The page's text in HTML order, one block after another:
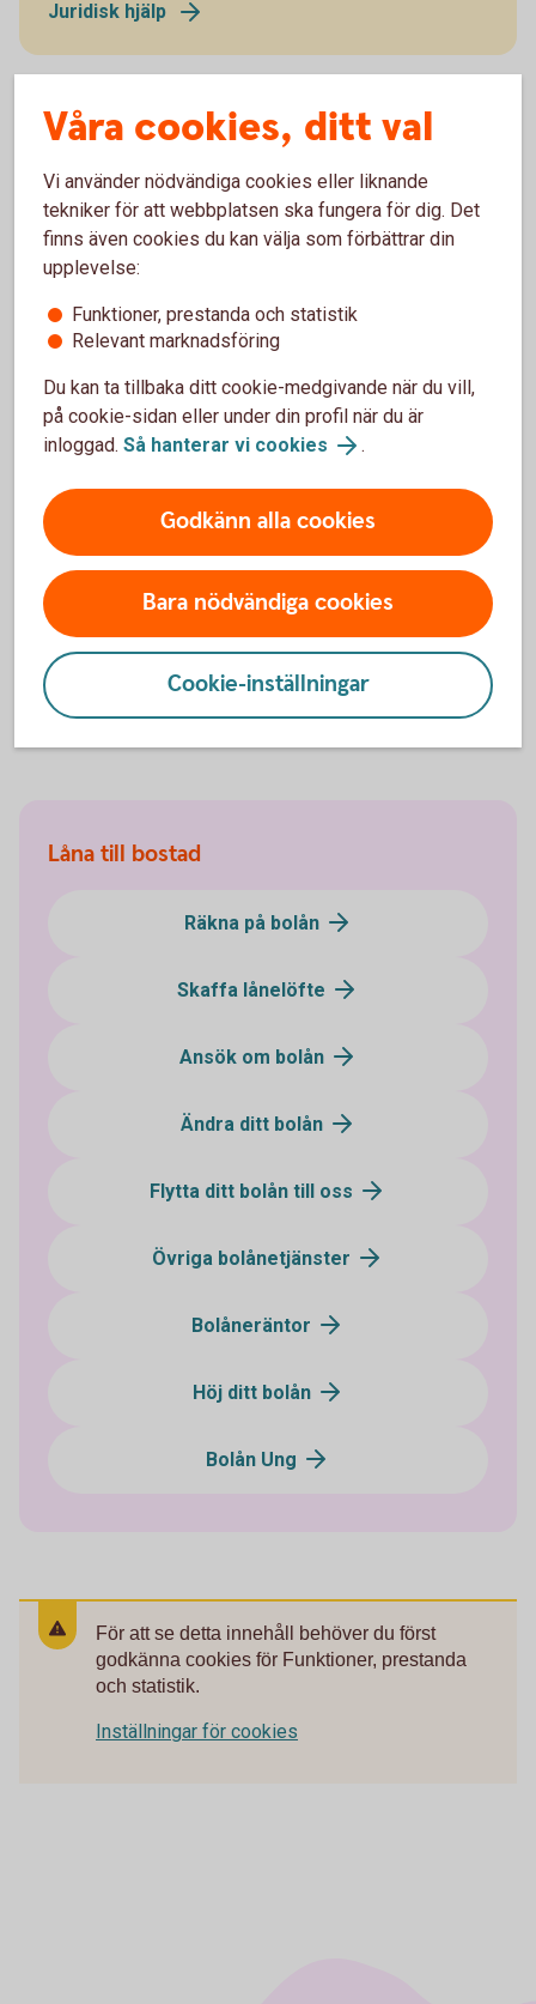
Juridisk hjälp
Fler sätt att hjälpa ditt barn
Det finns flera sätt att hjälpa ditt barn köpa bostad,
till exempel att bidra till kontantinsatsen eller äga
lägenheten tillsammans.
Så hjälper du ditt barn köpa bostad
Bli medlåntagare och låna
tillsammans med ditt barn
För att få ett lånelöfte när du vill låna tillsammans
med ditt barn behöver du kontakta oss.
Ring 0459-387 77
Låna till bostad
Räkna på bolån
Skaffa lånelöfte
Ansök om bolån
Ändra ditt bolån
Flytta ditt bolån till oss
Övriga bolånetjänster
Bolåneräntor
Höj ditt bolån
Bolån Ung
För att se detta innehåll behöver du först
godkänna cookies för Funktioner, prestanda
och statistik.
Inställningar för cookies
Våra cookies, ditt val
Vi använder nödvändiga cookies eller liknande
tekniker för att webbplatsen ska fungera för dig. Det
finns även cookies du kan välja som förbättrar din
upplevelse:
Funktioner, prestanda och statistik
Relevant marknadsföring
Du kan ta tillbaka ditt cookie-medgivande när du vill,
på cookie-sidan eller under din profil när du är
inloggad. Så hanterar vi cookies .
Godkänn alla cookies
Bara nödvändiga cookies
Cookie-inställningar